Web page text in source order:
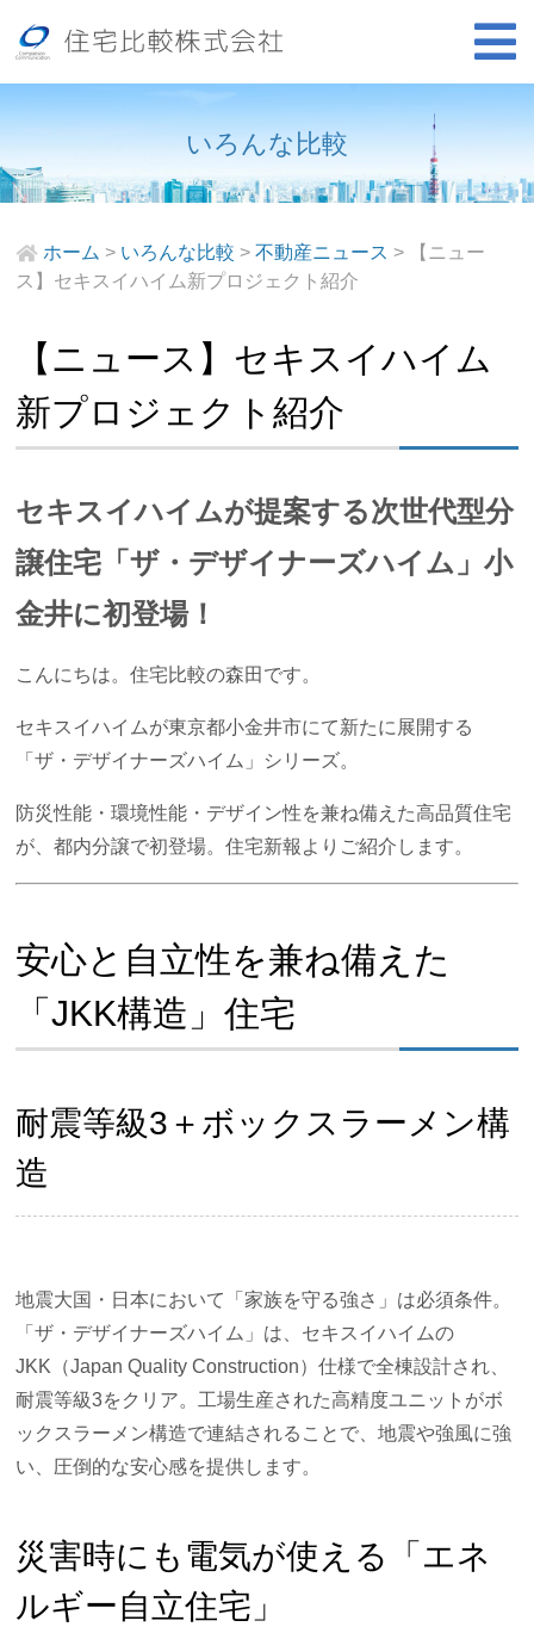
いろんな比較
ホーム > いろんな比較 > 不動産ニュース >
【ニュー
ス】セキスイハイム新プロジェクト紹介
【ニュース】セキスイハイム
新プロジェクト紹介
セキスイハイムが提案する次世代型分
譲住宅「ザ・デザイナーズハイム」小
金井に初登場！
こんにちは。住宅比較の森田です。
セキスイハイムが東京都小金井市にて新たに展開する
「ザ・デザイナーズハイム」シリーズ。
防災性能・環境性能・デザイン性を兼ね備えた高品質住宅
が、都内分譲で初登場。住宅新報よりご紹介します。
安心と自立性を兼ね備えた
「JKK構造」住宅
耐震等級3＋ボックスラーメン構
造
地震大国・日本において「家族を守る強さ」は必須条件。
「ザ・デザイナーズハイム」は、セキスイハイムの
JKK（Japan Quality Construction）仕様で全棟設計され、
耐震等級3をクリア。工場生産された高精度ユニットがボ
ックスラーメン構造で連結されることで、地震や強風に強
い、圧倒的な安心感を提供します。
災害時にも電気が使える「エネ
ルギー自立住宅」